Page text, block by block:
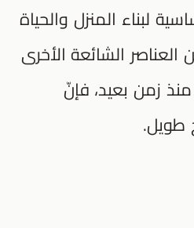
لبناء المنزل والحياة
العناصر الشائعة الأخرى
زمن بعيد، فإنّ
طويل.